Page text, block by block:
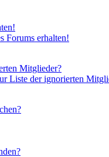
Forums erhalten!
Mitglieder?
Liste der ignorierten